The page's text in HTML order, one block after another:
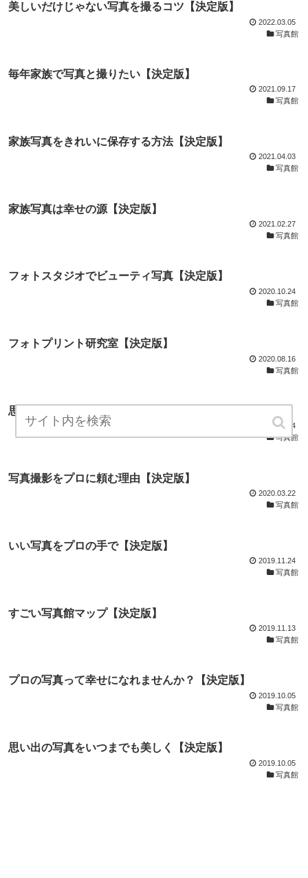
美しいだけじゃない写真を撮るコツ【決定版】
2022.03.05
写真館
毎年家族で写真と撮りたい【決定版】
2021.09.17
写真館
家族写真をきれいに保存する方法【決定版】
2021.04.03
写真館
家族写真は幸せの源【決定版】
2021.02.27
写真館
フォトスタジオでビューティ写真【決定版】
2020.10.24
写真館
フォトプリント研究室【決定版】
2020.08.16
写真館
思い出の写真館探索【決定版】
2020.04.14
写真館
写真撮影をプロに頼む理由【決定版】
2020.03.22
写真館
いい写真をプロの手で【決定版】
2019.11.24
写真館
すごい写真館マップ【決定版】
2019.11.13
写真館
プロの写真って幸せになれませんか？【決定版】
2019.10.05
写真館
思い出の写真をいつまでも美しく【決定版】
2019.10.05
写真館